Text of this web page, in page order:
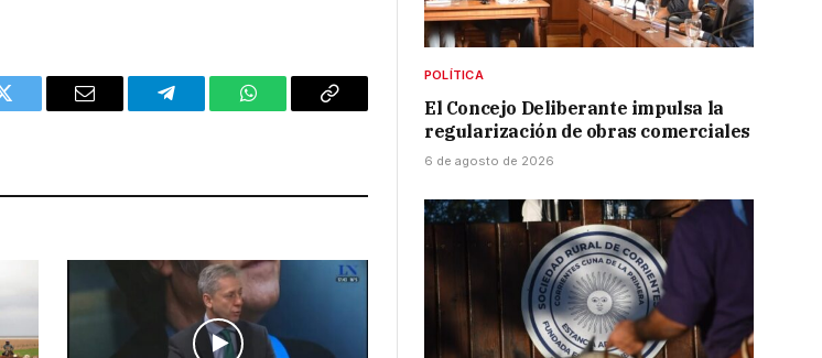
Twitter Email Telegram WhatsAppCopy
POLÍTICA
El Concejo Deliberante impulsa la
regularización de obras comerciales
6 de agosto de 2026